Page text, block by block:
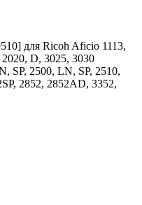
для Ricoh Aficio 1113,
D, 3025, 3030
SP, 2500, LN, SP, 2510,
2852, 2852AD, 3352,